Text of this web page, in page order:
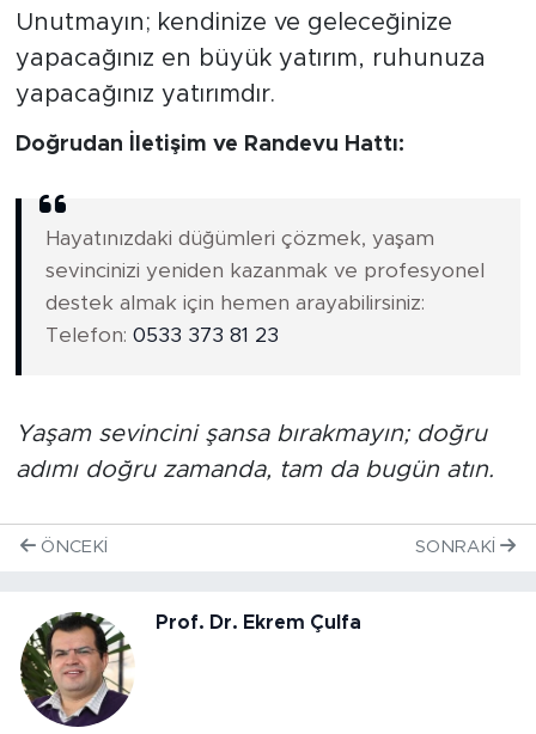
Unutmayın; kendinize ve geleceğinize
yapacağınız en büyük yatırım, ruhunuza
yapacağınız yatırımdır.
Doğrudan İletişim ve Randevu Hattı:
Hayatınızdaki düğümleri çözmek, yaşam
sevincinizi yeniden kazanmak ve profesyonel
destek almak için hemen arayabilirsiniz:
Telefon: 0533 373 81 23
Yaşam sevincini şansa bırakmayın; doğru
adımı doğru zamanda, tam da bugün atın.
ÖNCEKI SONRAKI
Prof. Dr. Ekrem Çulfa